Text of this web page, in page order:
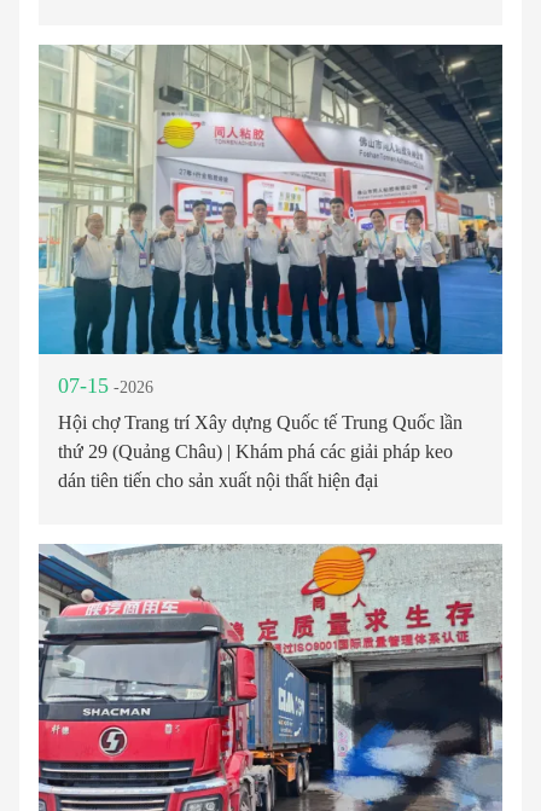
07-15 -2026
Hội chợ Trang trí Xây dựng Quốc tế Trung Quốc lần
thứ 29 (Quảng Châu) | Khám phá các giải pháp keo
dán tiên tiến cho sản xuất nội thất hiện đại